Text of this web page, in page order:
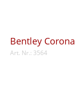
Bentley Corona
Art. Nr.: 3564